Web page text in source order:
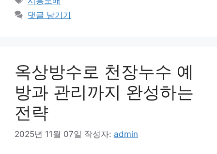
리
그
댓글 남기기
옥상방수로 천장누수 예
방과 관리까지 완성하는
전략
2025년 11월 07일 작성자: admin